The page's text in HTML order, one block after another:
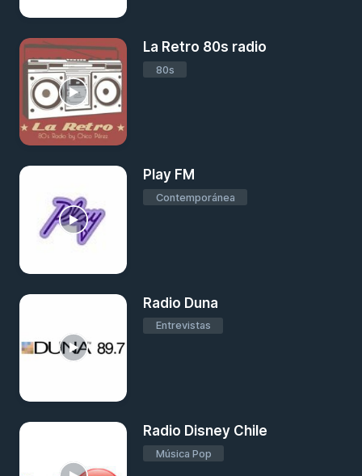
La Retro 80s radio
80s
Play FM
Contemporánea
Radio Duna
Entrevistas
Radio Disney Chile
Música Pop